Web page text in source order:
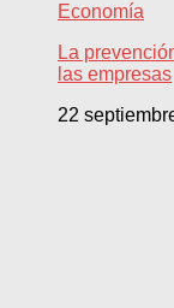
Economía
La
las empresas
22